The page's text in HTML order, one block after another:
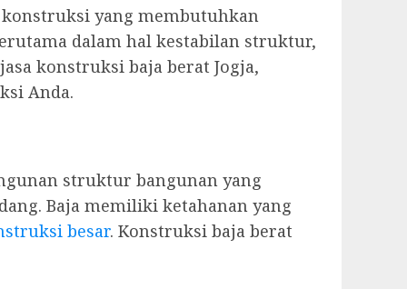
yang membutuhkan
dalam hal kestabilan struktur,
konstruksi baja berat Jogja,
Anda.
struktur bangunan yang
Baja memiliki ketahanan yang
besar. Konstruksi baja berat